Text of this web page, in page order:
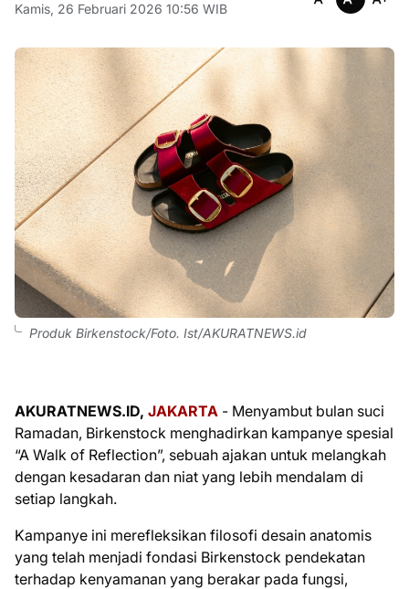
Kamis, 26 Februari 2026 10:56 WIB
Produk Birkenstock/Foto. Ist/AKURATNEWS.id
AKURATNEWS.ID, JAKARTA - Menyambut bulan suci
Ramadan, Birkenstock menghadirkan kampanye spesial
“A Walk of Reflection”, sebuah ajakan untuk melangkah
dengan kesadaran dan niat yang lebih mendalam di
setiap langkah.
Kampanye ini merefleksikan filosofi desain anatomis
yang telah menjadi fondasi Birkenstock pendekatan
terhadap kenyamanan yang berakar pada fungsi,